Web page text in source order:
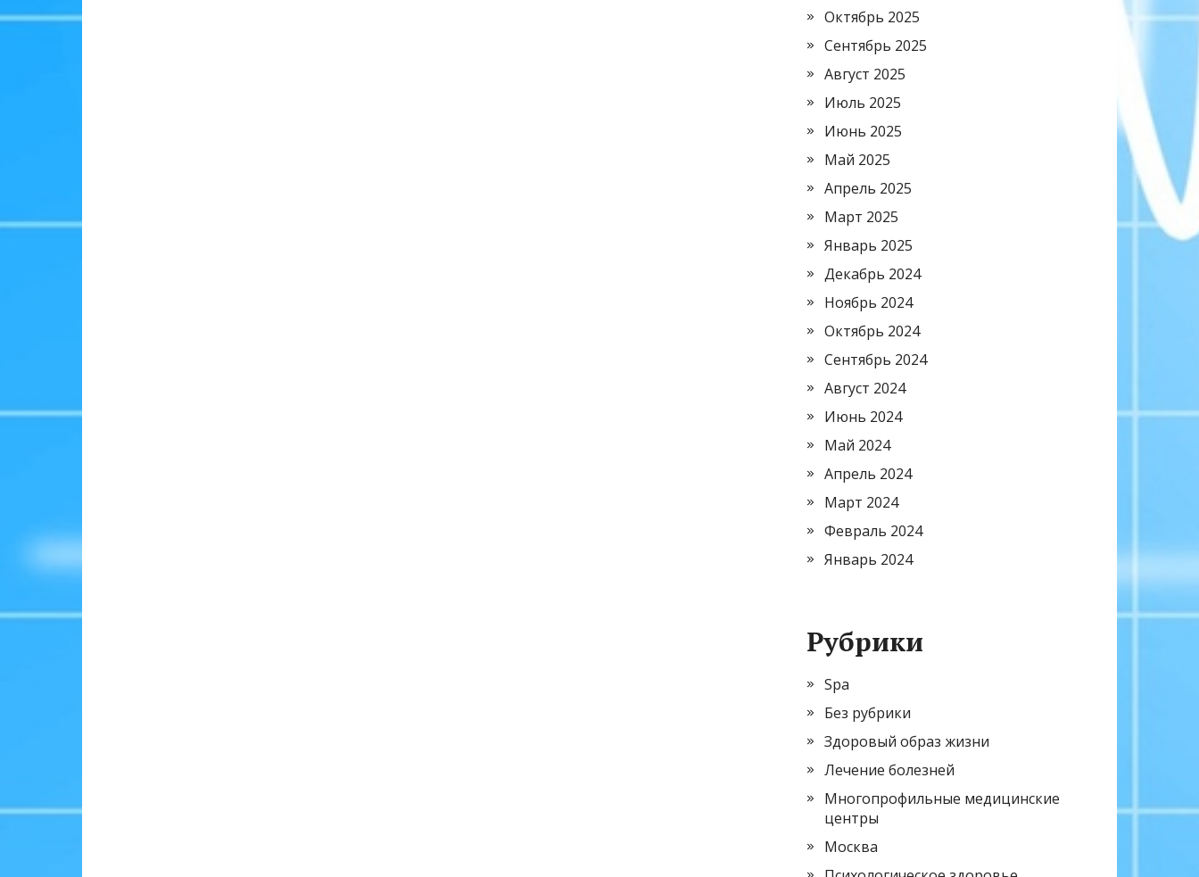
Октябрь 2025
Сентябрь 2025
Август 2025
Июль 2025
Июнь 2025
Май 2025
Апрель 2025
Март 2025
Январь 2025
Декабрь 2024
Ноябрь 2024
Октябрь 2024
Сентябрь 2024
Август 2024
Июнь 2024
Май 2024
Апрель 2024
Март 2024
Февраль 2024
Январь 2024
Рубрики
Spa
Без рубрики
Здоровый образ жизни
Лечение болезней
Многопрофильные медицинские
центры
Москва